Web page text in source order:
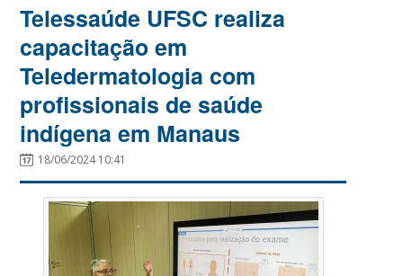
Telessaúde UFSC realiza
capacitação em
Teledermatologia com
profissionais de saúde
indígena em Manaus
18/06/2024 10:41